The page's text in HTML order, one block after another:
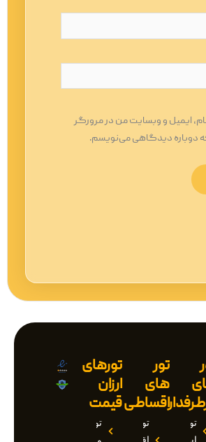
ایمیل و وبسایت من در مرورگر
دوباره دیدگاهی می‌نویسم.
تور
تور
های
اقساطی
تور
تورهای
ارزان
قیمت
تور